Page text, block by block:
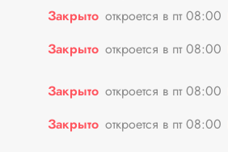
Закрыто откроется в пт 08:00
Закрыто откроется в пт 08:00
Закрыто откроется в пт 08:00
Закрыто откроется в пт 08:00